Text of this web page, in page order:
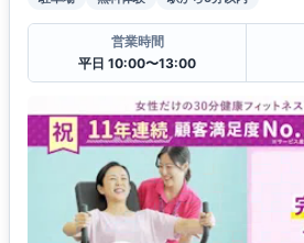
営業時間
平日 10:00〜13:00